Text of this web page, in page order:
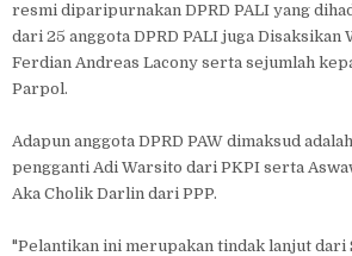
resmi diparipurnakan DPRD PALI yang
dari 25 anggota DPRD PALI juga Disaksikan
Ferdian Andreas Lacony serta sejumlah
Parpol.
Adapun anggota DPRD PAW dimaksud
pengganti Adi Warsito dari PKPI serta
Aka Cholik Darlin dari PPP.
"Pelantikan ini merupakan tindak lanjut dari